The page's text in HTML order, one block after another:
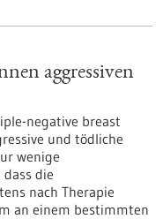
aggressiven
negative breast
und tödliche
wenige
die
nach Therapie
an einem bestimmten